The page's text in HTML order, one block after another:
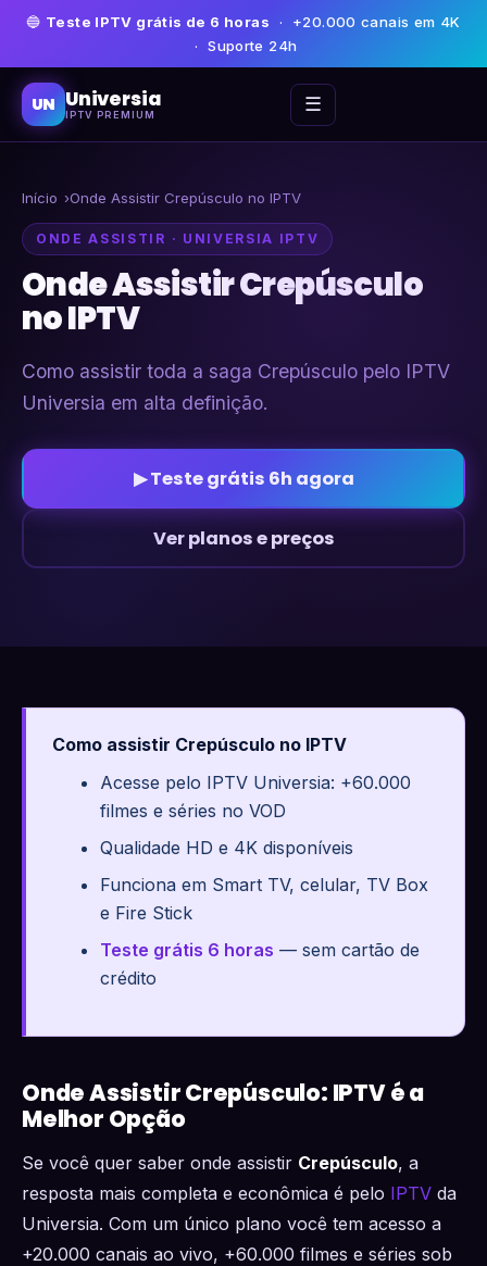
🔵 Teste IPTV grátis de 6 horas · +20.000 canais em 4K
· Suporte 24h
UN Universia
IPTV PREMIUM ☰
Início Onde Assistir Crepúsculo no IPTV
ONDE ASSISTIR · UNIVERSIA IPTV
Onde Assistir Crepúsculo
no IPTV
Como assistir toda a saga Crepúsculo pelo IPTV
Universia em alta definição.
▶ Teste grátis 6h agora
Ver planos e preços
Como assistir Crepúsculo no IPTV
Acesse pelo IPTV Universia: +60.000
filmes e séries no VOD
Qualidade HD e 4K disponíveis
Funciona em Smart TV, celular, TV Box
e Fire Stick
Teste grátis 6 horas — sem cartão de
crédito
Onde Assistir Crepúsculo: IPTV é a
Melhor Opção
Se você quer saber onde assistir Crepúsculo, a
resposta mais completa e econômica é pelo IPTV da
Universia. Com um único plano você tem acesso a
+20.000 canais ao vivo, +60.000 filmes e séries sob